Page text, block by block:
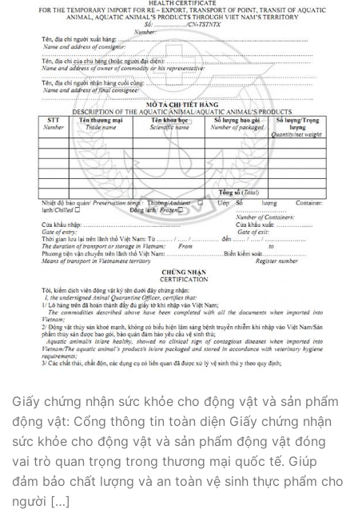
Giấy chứng nhận sức khỏe cho động vật và sản phẩm
động vật: Cổng thông tin toàn diện Giấy chứng nhận
sức khỏe cho động vật và sản phẩm động vật đóng
vai trò quan trọng trong thương mại quốc tế. Giúp
đảm bảo chất lượng và an toàn vệ sinh thực phẩm cho
người […]